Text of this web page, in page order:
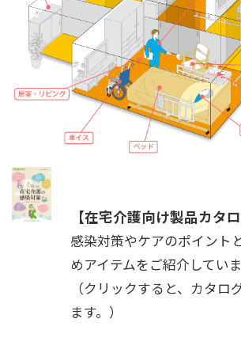
【在宅介護向け製品カタロ
感染対策やケアのポイント
めアイテムをご紹介していま
（クリックすると、カタロ
ます。）